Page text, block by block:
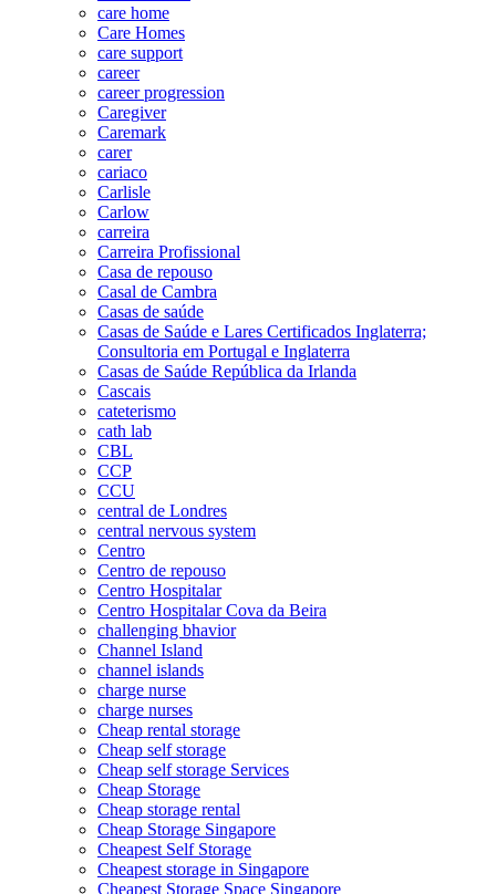
care home
Care Homes
care support
career
career progression
Caregiver
Caremark
carer
cariaco
Carlisle
Carlow
carreira
Carreira Profissional
Casa de repouso
Casal de Cambra
Casas de saúde
Casas de Saúde e Lares Certificados Inglaterra;
Consultoria em Portugal e Inglaterra
Casas de Saúde República da Irlanda
Cascais
cateterismo
cath lab
CBL
CCP
CCU
central de Londres
central nervous system
Centro
Centro de repouso
Centro Hospitalar
Centro Hospitalar Cova da Beira
challenging bhavior
Channel Island
channel islands
charge nurse
charge nurses
Cheap rental storage
Cheap self storage
Cheap self storage Services
Cheap Storage
Cheap storage rental
Cheap Storage Singapore
Cheapest Self Storage
Cheapest storage in Singapore
Cheapest Storage Space Singapore